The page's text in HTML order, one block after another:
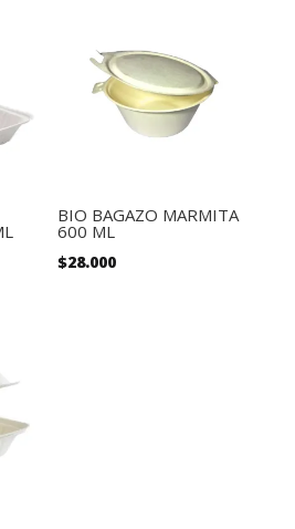
BIO BAGAZO MARMITA
600 ML
$28.000